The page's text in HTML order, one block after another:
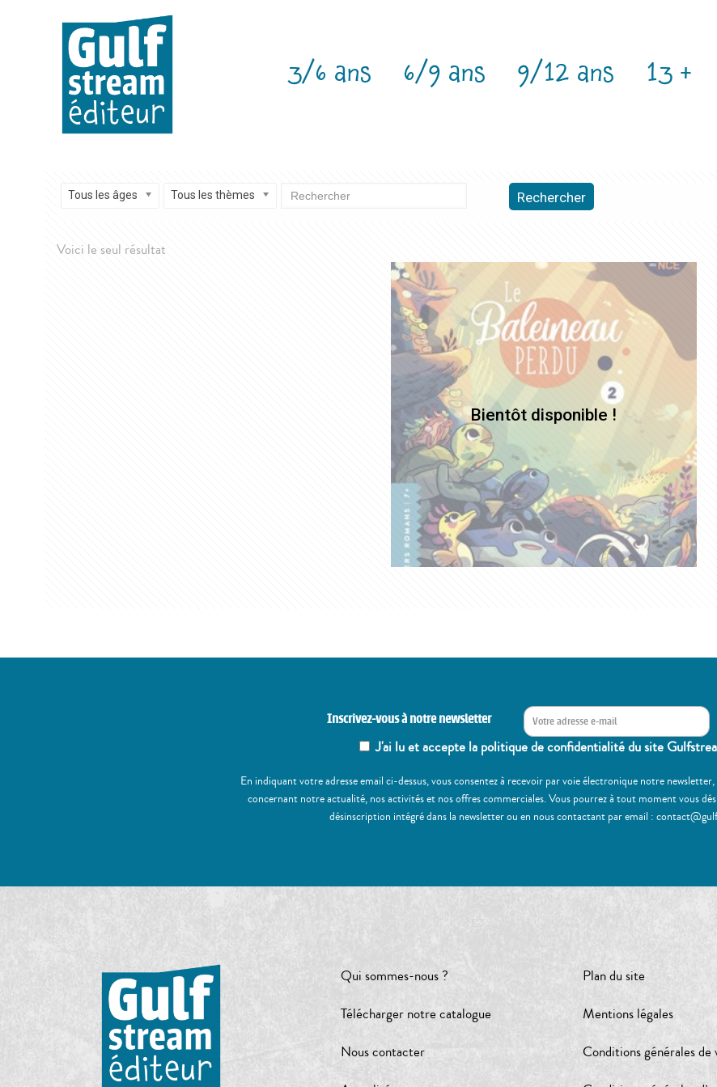
3/6 ans 6/9 ans 9/12 ans 13 +
Tous les âges Tous les thèmes Rechercher
Voici le seul résultat
Inscrivez-vous à notre newsletter
J'ai lu et accepte la politique de confidentialité du site
En indiquant votre adresse email ci-dessus, vous consentez à recevoir par voie électronique notre
concernant notre actualité, nos activités et nos offres commerciales. Vous pourrez à tout moment vous
désinscription intégré dans la newsletter ou en nous contactant par email :
Qui sommes-nous ?
Télécharger notre catalogue
Nous contacter
Plan du site
Mentions légales
Conditions générales de